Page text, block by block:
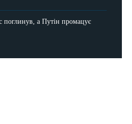
поглинув, а Путін промацує